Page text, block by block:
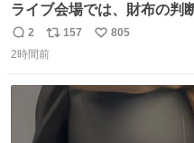
ライブ会場では、財布の判
返
信
2
リ
ポ
ト
数
157
い
805
2時間前